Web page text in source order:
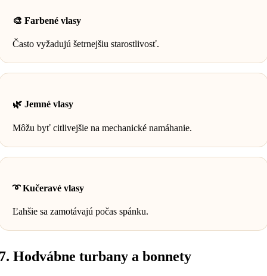
🎨 Farbené vlasy
Často vyžadujú šetrnejšiu starostlivosť.
🌿 Jemné vlasy
Môžu byť citlivejšie na mechanické namáhanie.
➰ Kučeravé vlasy
Ľahšie sa zamotávajú počas spánku.
Hodvábne turbany a bonnety